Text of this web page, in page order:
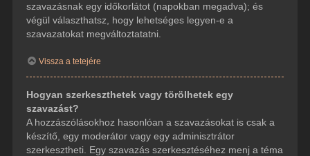
szavazásnak egy időkorlátot (napokban megadva); és
végül választhatsz, hogy lehetséges legyen-e a
szavazatokat megváltoztatatni.
Vissza a tetejére
Hogyan szerkeszthetek vagy törölhetek egy
szavazást?
A hozzászólásokhoz hasonlóan a szavazásokat is csak a
készítő, egy moderátor vagy egy adminisztrátor
szerkesztheti. Egy szavazás szerkesztéséhez menj a téma